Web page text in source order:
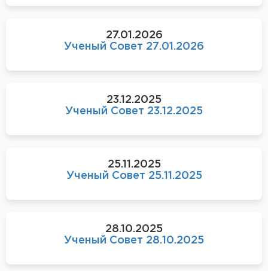
27.01.2026
Ученый Совет 27.01.2026
23.12.2025
Ученый Совет 23.12.2025
25.11.2025
Ученый Совет 25.11.2025
28.10.2025
Ученый Совет 28.10.2025